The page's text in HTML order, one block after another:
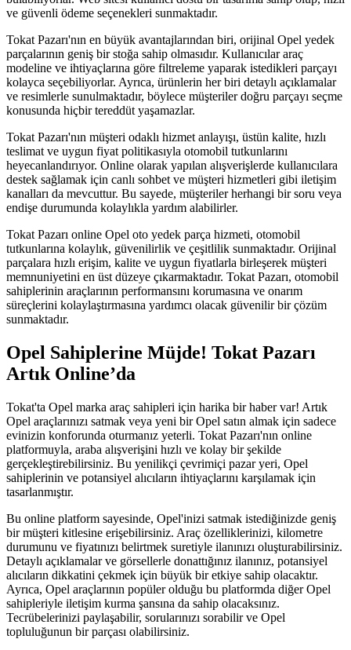
ve güvenli ödeme seçenekleri sunmaktadır.
Tokat Pazarı'nın en büyük avantajlarından biri, orijinal Opel yedek
parçalarının geniş bir stoğa sahip olmasıdır. Kullanıcılar araç
modeline ve ihtiyaçlarına göre filtreleme yaparak istedikleri parçayı
kolayca seçebiliyorlar. Ayrıca, ürünlerin her biri detaylı açıklamalar
ve resimlerle sunulmaktadır, böylece müşteriler doğru parçayı seçme
konusunda hiçbir tereddüt yaşamazlar.
Tokat Pazarı'nın müşteri odaklı hizmet anlayışı, üstün kalite, hızlı
teslimat ve uygun fiyat politikasıyla otomobil tutkunlarını
heyecanlandırıyor. Online olarak yapılan alışverişlerde kullanıcılara
destek sağlamak için canlı sohbet ve müşteri hizmetleri gibi iletişim
kanalları da mevcuttur. Bu sayede, müşteriler herhangi bir soru veya
endişe durumunda kolaylıkla yardım alabilirler.
Tokat Pazarı online Opel oto yedek parça hizmeti, otomobil
tutkunlarına kolaylık, güvenilirlik ve çeşitlilik sunmaktadır. Orijinal
parçalara hızlı erişim, kalite ve uygun fiyatlarla birleşerek müşteri
memnuniyetini en üst düzeye çıkarmaktadır. Tokat Pazarı, otomobil
sahiplerinin araçlarının performansını korumasına ve onarım
süreçlerini kolaylaştırmasına yardımcı olacak güvenilir bir çözüm
sunmaktadır.
Opel Sahiplerine Müjde! Tokat Pazarı
Artık Online’da
Tokat'ta Opel marka araç sahipleri için harika bir haber var! Artık
Opel araçlarınızı satmak veya yeni bir Opel satın almak için sadece
evinizin konforunda oturmanız yeterli. Tokat Pazarı'nın online
platformuyla, araba alışverişini hızlı ve kolay bir şekilde
gerçekleştirebilirsiniz. Bu yenilikçi çevrimiçi pazar yeri, Opel
sahiplerinin ve potansiyel alıcıların ihtiyaçlarını karşılamak için
tasarlanmıştır.
Bu online platform sayesinde, Opel'inizi satmak istediğinizde geniş
bir müşteri kitlesine erişebilirsiniz. Araç özelliklerinizi, kilometre
durumunu ve fiyatınızı belirtmek suretiyle ilanınızı oluşturabilirsiniz.
Detaylı açıklamalar ve görsellerle donattığınız ilanınız, potansiyel
alıcıların dikkatini çekmek için büyük bir etkiye sahip olacaktır.
Ayrıca, Opel araçlarının popüler olduğu bu platformda diğer Opel
sahipleriyle iletişim kurma şansına da sahip olacaksınız.
Tecrübelerinizi paylaşabilir, sorularınızı sorabilir ve Opel
topluluğunun bir parçası olabilirsiniz.